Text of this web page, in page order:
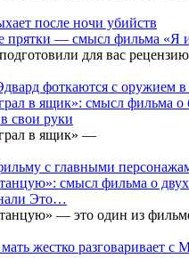
прятки — смысл фильма «Я
для вас
в ящик»: смысл фильма о
свои руки
в ящик» —
смысл фильма о
Это…
— это один из